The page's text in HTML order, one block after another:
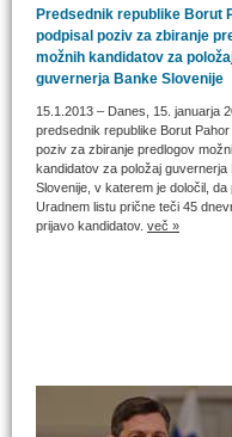
Predsednik republike Borut
podpisal poziv za zbiranje
možnih kandidatov za
guvernerja Banke Slovenije
15.1.2013 – Danes, 15. januarja
predsednik republike Borut Pahor
poziv za zbiranje predlogov
kandidatov za položaj guvernerja
Slovenije, v katerem je določil, da
Uradnem listu prične teči 45
prijavo kandidatov. več »